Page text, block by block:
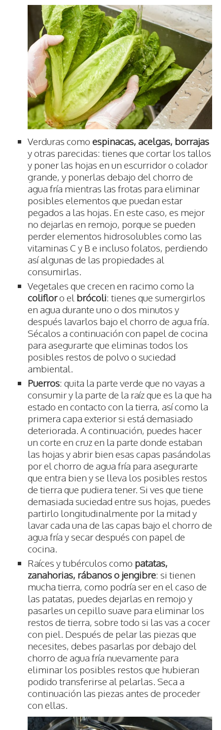
Verduras como espinacas, acelgas, borrajas
y otras parecidas: tienes que cortar los tallos
y poner las hojas en un escurridor o colador
grande, y ponerlas debajo del chorro de
agua fría mientras las frotas para eliminar
posibles elementos que puedan estar
pegados a las hojas. En este caso, es mejor
no dejarlas en remojo, porque se pueden
perder elementos hidrosolubles como las
vitaminas C y B e incluso folatos, perdiendo
así algunas de las propiedades al
consumirlas.
Vegetales que crecen en racimo como la
colifloro el brócoli: tienes que sumergirlos
en agua durante uno o dos minutos y
después lavarlos bajo el chorro de agua fría.
Sécalos a continuación con papel de cocina
para asegurarte que eliminas todos los
posibles restos de polvo o suciedad
ambiental.
Puerros: quita la parte verde que no vayas a
consumir y la parte de la raíz que es la que ha
estado en contacto con la tierra, así como la
primera capa exterior si está demasiado
deteriorada. A continuación, puedes hacer
un corte en cruz en la parte donde estaban
las hojas y abrir bien esas capas pasándolas
por el chorro de agua fría para asegurarte
que entra bien y se lleva los posibles restos
de tierra que pudiera tener. Si ves que tiene
demasiada suciedad entre sus hojas, puedes
partirlo longitudinalmente por la mitad y
lavar cada una de las capas bajo el chorro de
agua fría y secar después con papel de
cocina.
Raíces y tubérculos como patatas,
zanahorias, rábanos o jengibre: si tienen
mucha tierra, como podría ser en el caso de
las patatas, puedes dejarlas en remojo y
pasarles un cepillo suave para eliminar los
restos de tierra, sobre todo si las vas a cocer
con piel. Después de pelar las piezas que
necesites, debes pasarlas por debajo del
chorro de agua fría nuevamente para
eliminar los posibles restos que hubieran
podido transferirse al pelarlas. Seca a
continuación las piezas antes de proceder
con ellas.